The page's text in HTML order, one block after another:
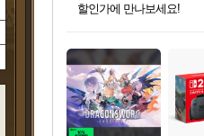
최대 90% 할인가를 만나보
네이버혜택과 함께 만나보
50%할인&추가 적립까지!
이니&베니 혜택까지!
네이버 혜택가와 함께 예약
할인&네이버혜택으로 만나
네이버페이 혜택과 만나보
40주년 프로모션으로 만나
네이버 포인트 혜택까지!
할인가에 만나보세요!
일부 에디션 상시 할인!
혜택으로 예약 판매 중
편안하게 충전하세요